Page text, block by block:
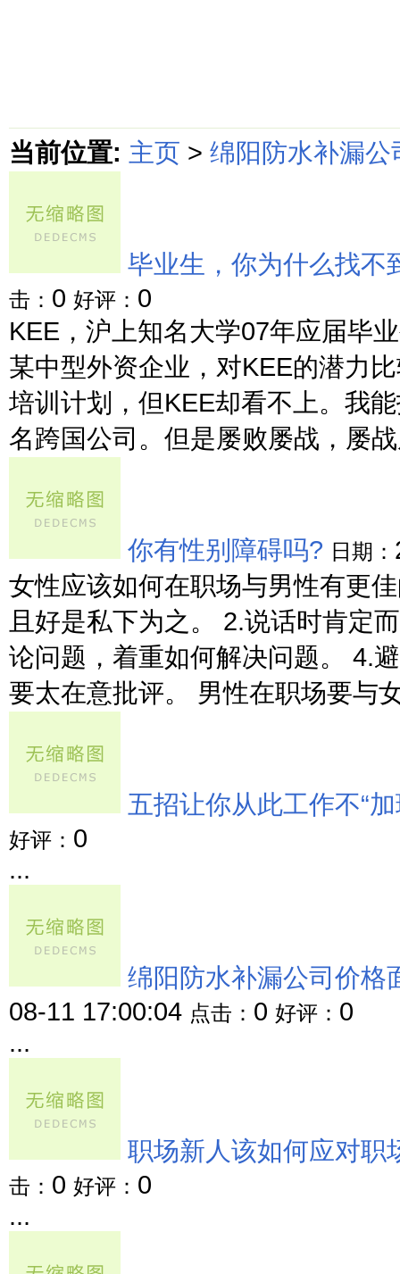
当前位置: 主页 > 绵阳防水补漏公
毕业生，你为什么找不
击： 0 好评： 0
KEE，沪上知名大学07年应届毕
某中型外资企业，对KEE的潜力
培训计划，但KEE却看不上。我
名跨国公司。但是屡败屡战，屡
你有性别障碍吗? 日期：
女性应该如何在职场与男性有更
且好是私下为之。 2.说话时肯定
论问题，着重如何解决问题。 4.
要太在意批评。 男性在职场要与
五招让你从此工作不“加
好评： 0
...
绵阳防水补漏公司价格
08-11 17:00:04 点击： 0 好评： 0
...
职场新人该如何应对职
击： 0 好评： 0
...